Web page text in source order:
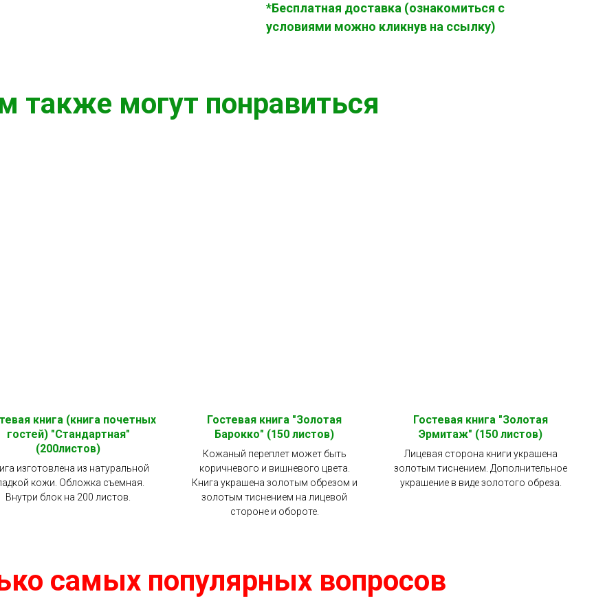
*Бесплатная доставка (ознакомиться с
условиями можно кликнув на ссылку)
также могут понравиться
книга (книга почетных
гостей) "Стандартная"
(200листов)
изготовлена из натуральной
кожи. Обложка съемная.
Внутри блок на 200 листов.
Гостевая книга "Золотая
Барокко" (150 листов)
Кожаный переплет может быть
коричневого и вишневого цвета.
Книга украшена золотым обрезом и
золотым тиснением на лицевой
стороне и обороте.
Гостевая книга "Золотая
Эрмитаж" (150 листов)
Лицевая сторона книги украшена
золотым тиснением. Дополнительное
украшение в виде золотого обреза.
самых популярных вопросов